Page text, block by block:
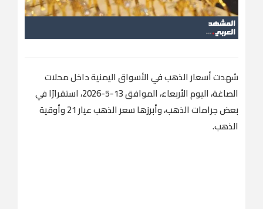
شهدت أسعار الذهب في الأسواق اليمنية داخل محلات
الصاغة، اليوم الأربعاء، الموافق 13-5-2026، استقرارًا في
بعض جرامات الذهب، وأبرزها سعر الذهب عيار 21 وأوقية
الذهب.